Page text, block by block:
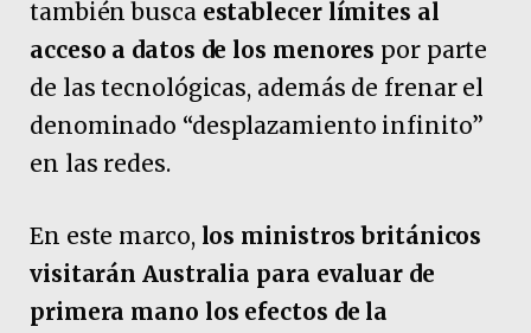
también busca establecer límites al
acceso a datos de los menores por parte
de las tecnológicas, además de frenar el
denominado “desplazamiento infinito”
en las redes.
En este marco, los ministros británicos
visitarán Australia para evaluar de
primera mano los efectos de la